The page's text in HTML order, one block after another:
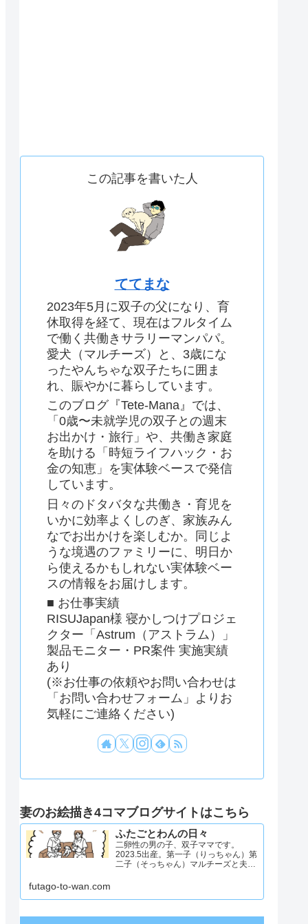
この記事を書いた人
ててまな
2023年5月に双子の父になり、育
休取得を経て、現在はフルタイム
で働く共働きサラリーマンパパ。
愛犬（マルチーズ）と、3歳にな
ったやんちゃな双子たちに囲ま
れ、賑やかに暮らしています。
このブログ『Tete-Mana』では、
「0歳〜未就学児の双子との週末
お出かけ・旅行」や、共働き家庭
を助ける「時短ライフハック・お
金の知恵」を実体験ベースで発信
しています。
日々のドタバタな共働き・育児を
いかに効率よくしのぎ、家族みん
なでお出かけを楽しむか。同じよ
うな境遇のファミリーに、明日か
ら使えるかもしれない実体験ベー
スの情報をお届けします。
■ お仕事実績
RISUJapan様 寝かしつけプロジェ
クター「Astrum（アストラム）」
製品モニター・PR案件 実施実績
あり
(※お仕事の依頼やお問い合わせは
「お問い合わせフォーム」よりお
気軽にご連絡ください)
妻のお絵描き4コマブログサイトはこちら
ふたごとわんの日々
二卵性の男の子、双子ママです。
2023.5出産。第一子（りっちゃん）第
二子（そっちゃん）マルチーズと夫と
#イラスト日記
futago-to-wan.com